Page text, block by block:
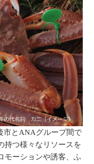
市とANAグループ間で
持つ様々なリソースを
モーションや誘客、ふ